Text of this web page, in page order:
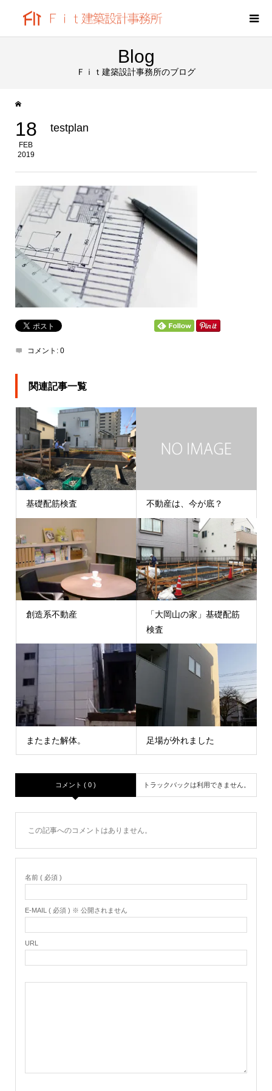
Blog
Ｆｉｔ建築設計事務所のブログ
18
FEB
2019
testplan
コメント: 0
関連記事一覧
基礎配筋検査 不動産は、今が底？
創造系不動産
「大岡山の家」基礎配筋
検査
またまた解体。 足場が外れました
コメント ( 0 ) トラックバックは利用できません。
この記事へのコメントはありません。
名前 ( 必須 )
E-MAIL ( 必須 ) ※ 公開されません
URL